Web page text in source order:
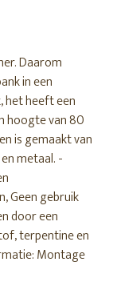
Daarom
in een
het heeft een
hoogte van 80
is gemaakt van
metaal. -
Geen gebruik
door een
terpentine en
Montage